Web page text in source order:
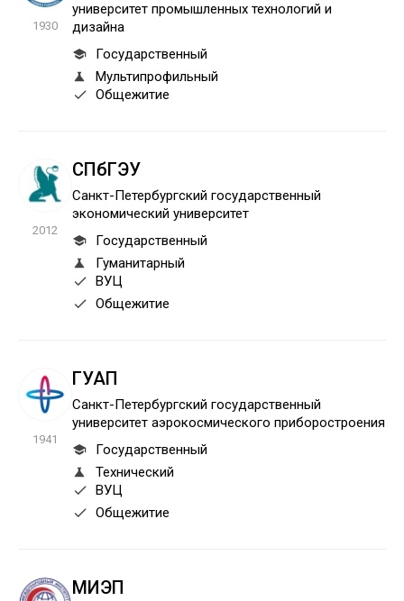
1930
университет промышленных технологий и
дизайна
Государственный
Мультипрофильный
Общежитие
2012
СПбГЭУ
Санкт-Петербургский государственный
экономический университет
Государственный
Гуманитарный
ВУЦ
Общежитие
1941
ГУАП
Санкт-Петербургский государственный
университет аэрокосмического приборостроения
Государственный
Технический
ВУЦ
Общежитие
МИЭП